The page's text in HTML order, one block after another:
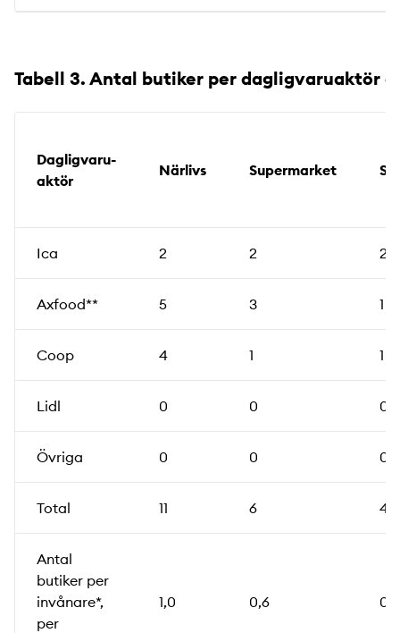
Tabell 3. Antal butiker per dagligvaruaktör
Dagligvaru­
aktör
Närlivs Supermarket
Ica 2 2 2
Axfood** 5 3 1
Coop 4 1 1
Lidl 0 0 0
Övriga 0 0 0
Total 11 6 4
Antal
butiker per
invånare*,
per
1,0 0,6 0,4